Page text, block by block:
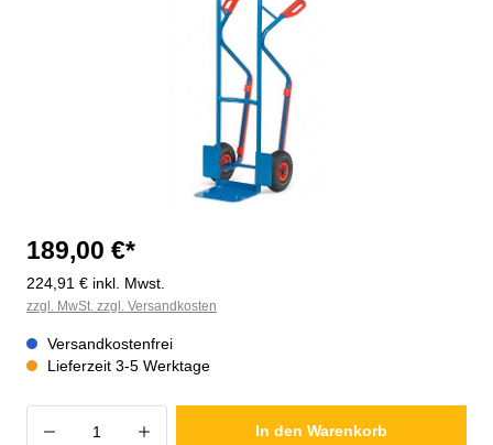
189,00 €*
224,91 € inkl. Mwst.
zzgl. MwSt. zzgl. Versandkosten
Versandkostenfrei
Lieferzeit 3-5 Werktage
Produkt Anzahl: Gib den gewünschten
In den Warenkorb